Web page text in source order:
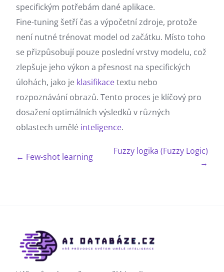
specifickým potřebám dané aplikace.
Fine-tuning šetří čas a výpočetní zdroje, protože
není nutné trénovat model od začátku. Místo toho
se přizpůsobují pouze poslední vrstvy modelu, což
zlepšuje jeho výkon a přesnost na specifických
úlohách, jako je klasifikacetextu nebo
rozpoznávání obrazů. Tento proces je klíčový pro
dosažení optimálních výsledků v různých
oblastech umělé inteligence.
← Few-shot learning
Fuzzy logika (Fuzzy Logic)
→